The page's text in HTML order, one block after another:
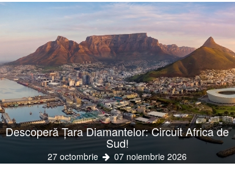
Descoperă Țara Diamantelor: Circuit Africa de
Sud!
27 octombrie 07 noiembrie 2026